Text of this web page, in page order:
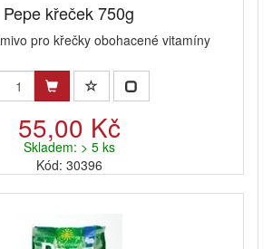
Pepe křeček 750g
pro křečky obohacené vitamíny
55,00 Kč
Skladem: > 5 ks
Kód: 30396